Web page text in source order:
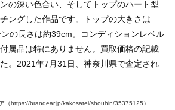
の深い色合い、そしてトップのハート型
ングした作品です。トップの大きさは
の長さは約39cm。コンディションレベル
属品は特にありません。買取価格の記載
。2021年7月31日、神奈川県で査定され
（https://brandear.jp/kakosatei/shouhin/35375125）